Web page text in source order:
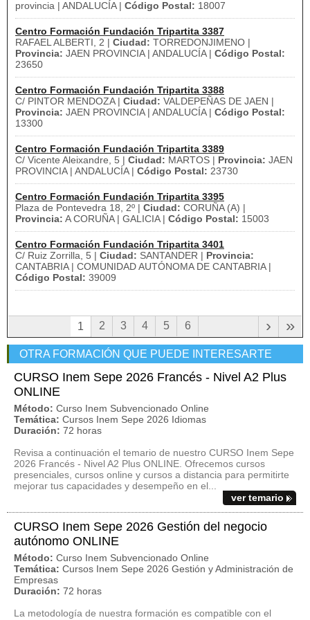
provincia | ANDALUCÍA | Código Postal: 18007
Centro Formación Fundación Tripartita 3387
RAFAEL ALBERTI, 2 | Ciudad: TORREDONJIMENO |
Provincia: JAEN PROVINCIA | ANDALUCÍA | Código Postal:
23650
Centro Formación Fundación Tripartita 3388
C/ PINTOR MENDOZA | Ciudad: VALDEPEÑAS DE JAEN |
Provincia: JAEN PROVINCIA | ANDALUCÍA | Código Postal:
13300
Centro Formación Fundación Tripartita 3389
C/ Vicente Aleixandre, 5 | Ciudad: MARTOS | Provincia: JAEN
PROVINCIA | ANDALUCÍA | Código Postal: 23730
Centro Formación Fundación Tripartita 3395
Plaza de Pontevedra 18, 2º | Ciudad: CORUÑA (A) |
Provincia: A CORUÑA | GALICIA | Código Postal: 15003
Centro Formación Fundación Tripartita 3401
C/ Ruiz Zorrilla, 5 | Ciudad: SANTANDER | Provincia:
CANTABRIA | COMUNIDAD AUTÓNOMA DE CANTABRIA |
Código Postal: 39009
1 2 3 4 5 6 »
›
OTRA FORMACIÓN QUE PUEDE INTERESARTE
CURSO Inem Sepe 2026 Francés - Nivel A2 Plus
ONLINE
Método: Curso Inem Subvencionado Online
Temática: Cursos Inem Sepe 2026 Idiomas
Duración: 72 horas
Revisa a continuación el temario de nuestro CURSO Inem Sepe
2026 Francés - Nivel A2 Plus ONLINE. Ofrecemos cursos
presenciales, cursos online y cursos a distancia para permitirte
mejorar tus capacidades y desempeño en el...
ver temario
CURSO Inem Sepe 2026 Gestión del negocio
autónomo ONLINE
Método: Curso Inem Subvencionado Online
Temática: Cursos Inem Sepe 2026 Gestión y Administración de
Empresas
Duración: 72 horas
La metodología de nuestra formación es compatible con el